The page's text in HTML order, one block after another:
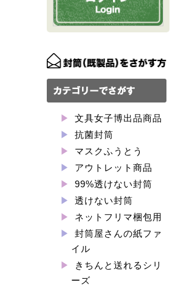
文具女子博出品商品
抗菌封筒
マスクふうとう
アウトレット商品
99%透けない封筒
透けない封筒
ネットフリマ梱包用
封筒屋さんの紙ファ
イル
きちんと送れるシリ
ーズ